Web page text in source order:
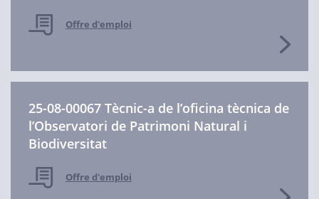
Offre d'emploi
25-08-00067 Tècnic-a de l’oficina tècnica de
l’Observatori de Patrimoni Natural i
Biodiversitat
Offre d'emploi